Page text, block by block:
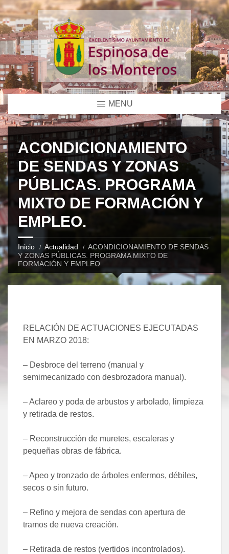
MENU
ACONDICIONAMIENTO
DE SENDAS Y ZONAS
PÚBLICAS. PROGRAMA
MIXTO DE FORMACIÓN Y
EMPLEO.
Inicio Actualidad
ACONDICIONAMIENTO DE SENDAS
Y ZONAS PÚBLICAS. PROGRAMA MIXTO DE
FORMACIÓN Y EMPLEO.
RELACIÓN DE ACTUACIONES EJECUTADAS
EN MARZO 2018:
– Desbroce del terreno (manual y
semimecanizado con desbrozadora manual).
– Aclareo y poda de arbustos y arbolado, limpieza
y retirada de restos.
– Reconstrucción de muretes, escaleras y
pequeñas obras de fábrica.
– Apeo y tronzado de árboles enfermos, débiles,
secos o sin futuro.
– Refino y mejora de sendas con apertura de
tramos de nueva creación.
– Retirada de restos (vertidos incontrolados).